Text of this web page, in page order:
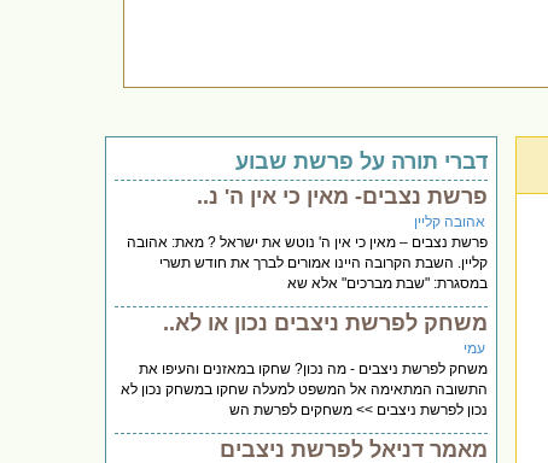
דברי תורה על פרשת שבוע
פרשת נצבים- מאין כי אין ה' נ..
אהובה קליין
פרשת נצבים – מאין כי אין ה' נוטש את ישראל ? מאת: אהובה
קליין. השבת הקרובה היינו אמורים לברך את חודש תשרי
במסגרת: "שבת מברכים" אלא שא
משחק לפרשת ניצבים נכון או לא..
עמי
משחק לפרשת ניצבים - מה נכון? שחקו במאזנים והעיפו את
התשובה המתאימה אל המשפט למעלה שחקו במשחק נכון לא
נכון לפרשת ניצבים >> משחקים לפרשת הש
מאמר דניאל לפרשת ניצבים